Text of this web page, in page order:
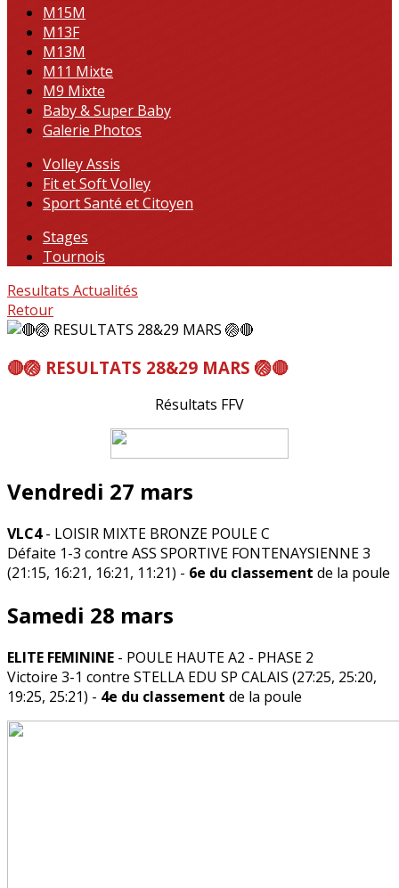
M15M
M13F
M13M
M11 Mixte
M9 Mixte
Baby & Super Baby
Galerie Photos
Volley Assis
Fit et Soft Volley
Sport Santé et Citoyen
Stages
Tournois
Resultats Actualités
Retour
🔴🏐 RESULTATS 28&29 MARS 🏐🔴
Résultats FFV
Vendredi 27 mars
VLC4- LOISIR MIXTE BRONZE POULE C
Défaite 1-3 contre ASS SPORTIVE FONTENAYSIENNE 3
(21:15, 16:21, 16:21, 11:21) - 6e du classement de la poule
Samedi 28 mars
ELITE FEMININE - POULE HAUTE A2 - PHASE 2
Victoire 3-1 contre STELLA EDU SP CALAIS (27:25, 25:20,
19:25, 25:21) - 4e du classement de la poule